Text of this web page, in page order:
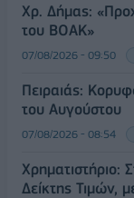
Χρ. Δήμας:
του ΒΟΑΚ»
07/08/2026 - 09:50
Πειραιάς:
του Αυγούστου
07/08/2026 - 08:54
Χρηματιστήριο:
Δείκτης Τιμών,